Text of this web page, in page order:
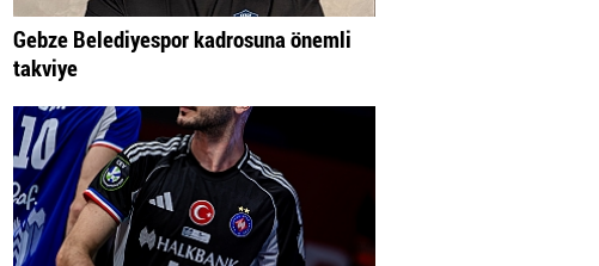
Gebze Belediyespor kadrosuna önemli
takviye